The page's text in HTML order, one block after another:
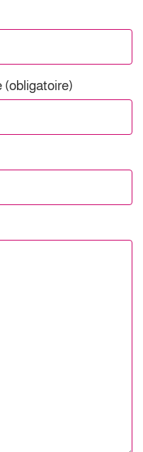
(obligatoire)